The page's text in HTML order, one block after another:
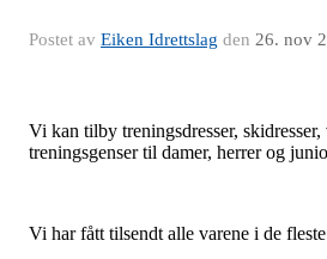
Postet av Eiken Idrettslag den 26. nov
Vi kan tilby treningsdresser,
treningsgenser til damer, herrer og
Vi har fått tilsendt alle varene i de fleste